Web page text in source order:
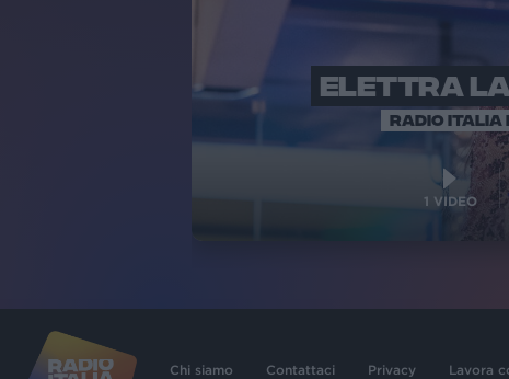
ELETTRA
RADIO ITALIA
1 VIDEO
Chi siamo Contattaci Privacy Lavora